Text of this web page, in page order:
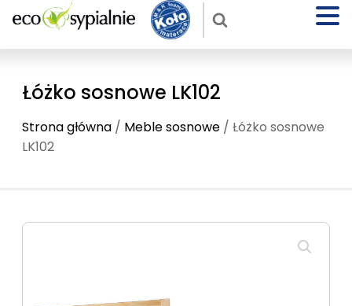
Łóżko sosnowe LK102
Strona główna / Meble sosnowe / Łóżko sosnowe
LK102